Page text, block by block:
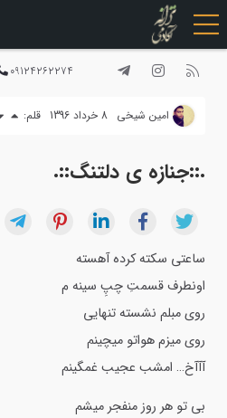
رفتن
به
09124262274
امین شیخی 8 خرداد 1396 قلم:
.::جنازه ی دلتنگ::.
ساعتی سکته کرده آهسته
اونطرف قسمتِ چپِ سینه م
روی مبلم نشسته تنهایی
روی میزم هواتو میچینم
آآآخ… امشب عجیب غمگینم
بی تو هر روز منفجر میشم